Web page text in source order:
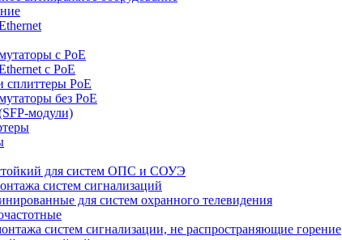
с РоЕ
с PoE
сплиттеры РоЕ
без РоЕ
модули)
для систем ОПС и СОУЭ
систем сигнализаций
для систем охранного телевидения
систем сигнализации, не распространяющие горение